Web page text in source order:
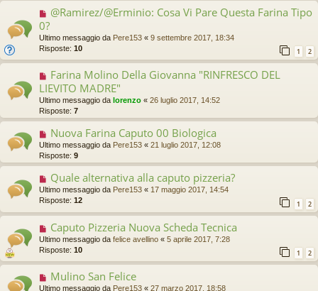
@Ramirez/@Erminio: Cosa Vi Pare Questa Farina Tipo
0?
Ultimo messaggio da Pere153 « 9 settembre 2017, 18:34
Risposte: 10 1 2
Farina Molino Della Giovanna "RINFRESCO DEL
LIEVITO MADRE"
Ultimo messaggio da lorenzo « 26 luglio 2017, 14:52
Risposte: 7
Nuova Farina Caputo 00 Biologica
Ultimo messaggio da Pere153 « 21 luglio 2017, 12:08
Risposte: 9
Quale alternativa alla caputo pizzeria?
Ultimo messaggio da Pere153 « 17 maggio 2017, 14:54
Risposte: 12 1 2
Caputo Pizzeria Nuova Scheda Tecnica
Ultimo messaggio da felice avellino « 5 aprile 2017, 7:28
Risposte: 10 1 2
Mulino San Felice
Ultimo messaggio da Pere153 « 27 marzo 2017, 18:58